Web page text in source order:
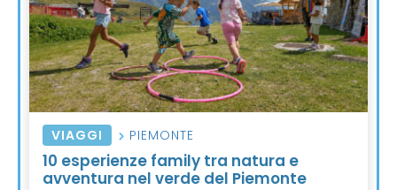
VIAGGI PIEMONTE
10 esperienze family tra natura e
avventura nel verde del Piemonte